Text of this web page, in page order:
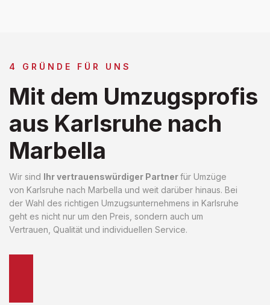
4 GRÜNDE FÜR UNS
Mit dem Umzugsprofis
aus Karlsruhe nach
Marbella
Wir sind Ihr vertrauenswürdiger Partnerfür Umzüge
von Karlsruhe nach Marbella und weit darüber hinaus. Bei
der Wahl des richtigen Umzugsunternehmens in Karlsruhe
geht es nicht nur um den Preis, sondern auch um
Vertrauen, Qualität und individuellen Service.